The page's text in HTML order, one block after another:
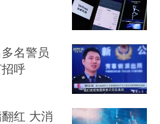
名警员
呼
翻红 大消